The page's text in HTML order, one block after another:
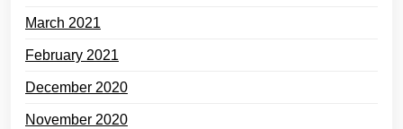
March 2021
February 2021
December 2020
November 2020